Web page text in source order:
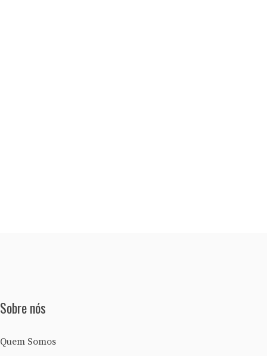
Sobre nós
Quem Somos